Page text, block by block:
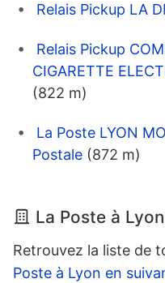
Relais Pickup LA
Relais Pickup
CIGARETTE
(822 m)
La Poste LYON
Postale (872 m)
La Poste à Lyon
Retrouvez la liste de
Poste à Lyon en